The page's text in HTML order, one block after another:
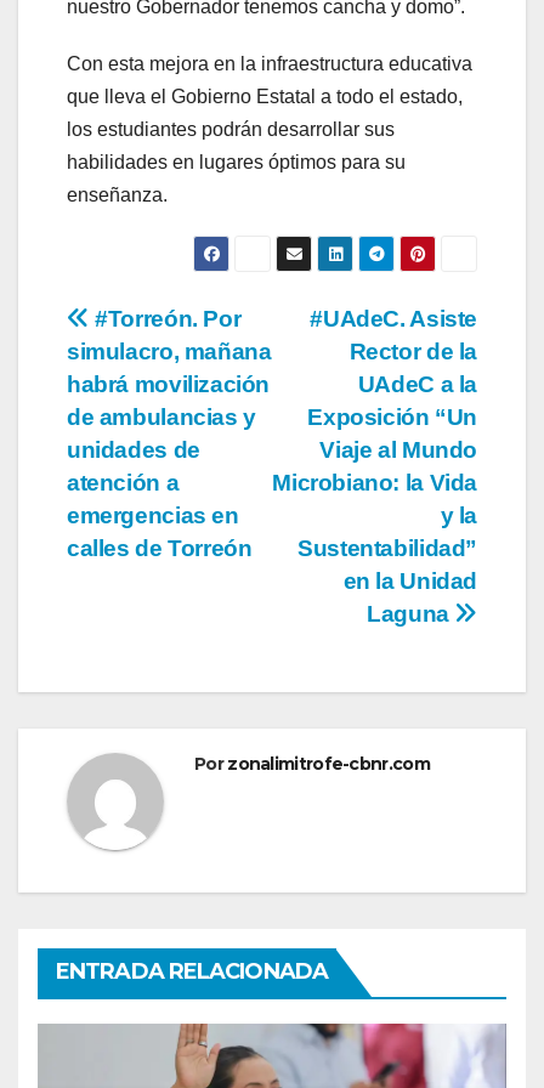
nuestro Gobernador tenemos cancha y domo”.
Con esta mejora en la infraestructura educativa
que lleva el Gobierno Estatal a todo el estado,
los estudiantes podrán desarrollar sus
habilidades en lugares óptimos para su
enseñanza.
Navegación
de
entradas
#UAdeC. Asiste
Rector de la
UAdeC a la
Exposición “Un
Viaje al Mundo
Microbiano: la Vida
y la
Sustentabilidad”
en la Unidad
Laguna
#Torreón. Por
simulacro, mañana
habrá movilización
de ambulancias y
unidades de
atención a
emergencias en
calles de Torreón
Porzonalimitrofe-cbnr.com
ENTRADA RELACIONADA